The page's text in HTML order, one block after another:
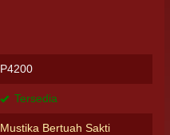
P4200
Tersedia
Mustika Bertuah Sakti